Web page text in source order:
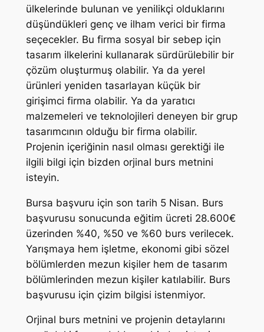
ülkelerinde bulunan ve yenilikçi olduklarını
düşündükleri genç ve ilham verici bir firma
seçecekler. Bu firma sosyal bir sebep için
tasarım ilkelerini kullanarak sürdürülebilir bir
çözüm oluşturmuş olabilir. Ya da yerel
ürünleri yeniden tasarlayan küçük bir
girişimci firma olabilir. Ya da yaratıcı
malzemeleri ve teknolojileri deneyen bir grup
tasarımcının olduğu bir firma olabilir.
Projenin içeriğinin nasıl olması gerektiği ile
ilgili bilgi için bizden orjinal burs metnini
isteyin.
Bursa başvuru için son tarih 5 Nisan. Burs
başvurusu sonucunda eğitim ücreti 28.600€
üzerinden %40, %50 ve %60 burs verilecek.
Yarışmaya hem işletme, ekonomi gibi sözel
bölümlerden mezun kişiler hem de tasarım
bölümlerinden mezun kişiler katılabilir. Burs
başvurusu için çizim bilgisi istenmiyor.
Orjinal burs metnini ve projenin detaylarını